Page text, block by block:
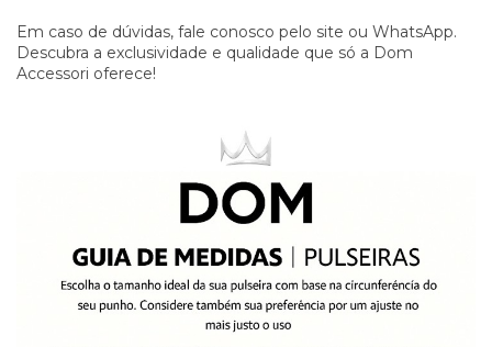
Em caso de dúvidas, fale conosco pelo site ou WhatsApp.
Descubra a exclusividade e qualidade que só a Dom
Accessori oferece!